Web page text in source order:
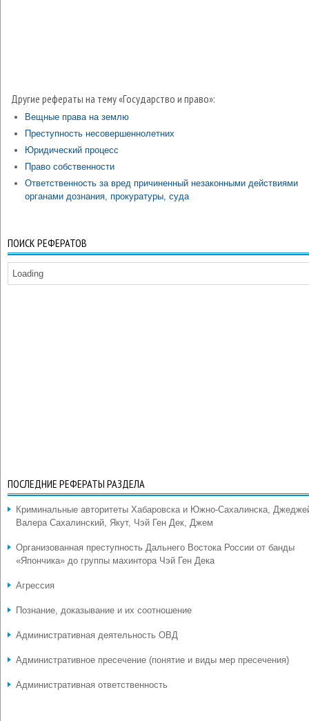
Другие рефераты на тему «Государство и право»:
Вещные права на землю
Преступность несовершеннолетних
Юридический процесс
Право собственности
Ответственность за вред причиненный незаконными действиями
органами дознания, прокуратуры, суда
ПОИСК РЕФЕРАТОВ
Loading
ПОСЛЕДНИЕ РЕФЕРАТЫ РАЗДЕЛА
Криминальные авторитеты Хабаровска и Южно-Сахалинска,
Валера Сахалинский, Якут, Чэй Ген Дек, Джем
Организованная преступность Дальнего Востока России от банды
«Япончика» до группы махинтора Чэй Ген Дека
Агрессия
Познание, доказывание и их соотношение
Административная деятельность ОВД
Административное пресечение (понятие и виды мер пресечения)
Административная ответственность